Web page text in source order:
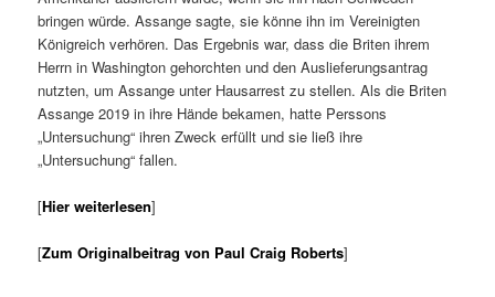
bringen würde. Assange sagte, sie könne ihn im Vereinigten
Königreich verhören. Das Ergebnis war, dass die Briten ihrem
Herrn in Washington gehorchten und den Auslieferungsantrag
nutzten, um Assange unter Hausarrest zu stellen. Als die Briten
Assange 2019 in ihre Hände bekamen, hatte Perssons
„Untersuchung“ ihren Zweck erfüllt und sie ließ ihre
„Untersuchung“ fallen.
[Hier weiterlesen]
[Zum Originalbeitrag von Paul Craig Roberts]